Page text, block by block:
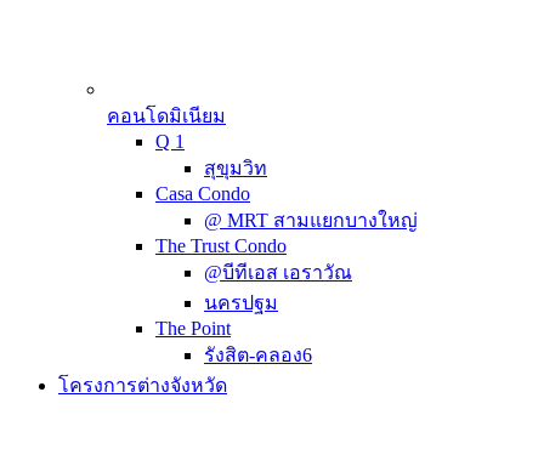
คอนโดมิเนียม
Q 1
สุขุมวิท
Casa Condo
@ MRT สามแยกบางใหญ่
The Trust Condo
@บีทีเอส เอราวัณ
นครปฐม
The Point
รังสิต-คลอง6
โครงการต่างจังหวัด